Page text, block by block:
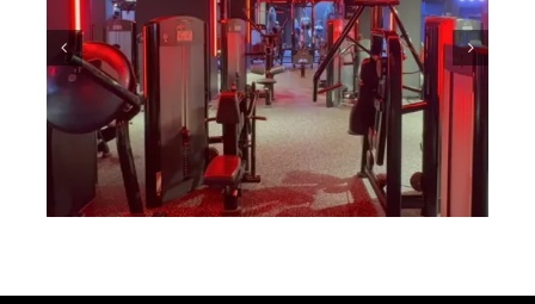
Gimnasio de Feans